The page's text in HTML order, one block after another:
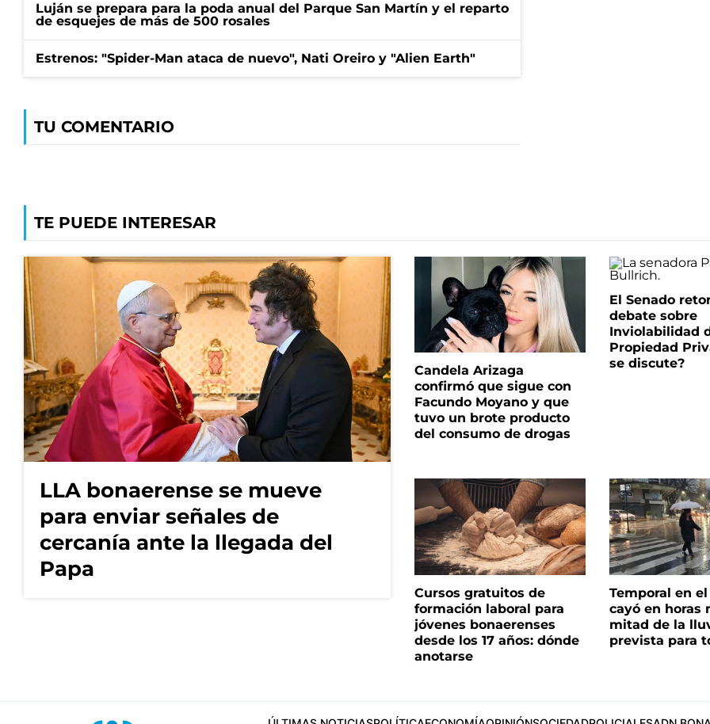
Luján se prepara para la poda anual del Parque San Martín y el reparto
de esquejes de más de 500 rosales
Estrenos: "Spider-Man ataca de nuevo", Nati Oreiro y "Alien Earth"
TU COMENTARIO
TE PUEDE INTERESAR
LLA bonaerense se mueve
para enviar señales de
cercanía ante la llegada del
Papa
Candela Arizaga
confirmó que sigue con
Facundo Moyano y que
tuvo un brote producto
del consumo de drogas
El Senado
debate sobre
Inviolabilidad
Propiedad
se discute?
Cursos gratuitos de
formación laboral para
jóvenes bonaerenses
desde los 17 años: dónde
anotarse
Temporal en el
cayó en horas
mitad de la
prevista para